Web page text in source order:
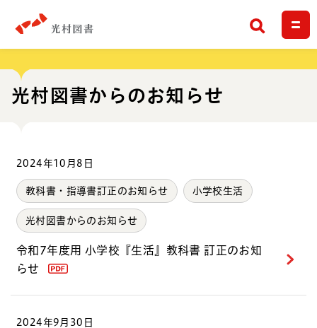
検索
光村図書からのお知らせ
2024年10月8日
教科書・指導書訂正のお知らせ 小学校生活
光村図書からのお知らせ
令和7年度用 小学校『生活』教科書 訂正のお知
らせ
2024年9月30日